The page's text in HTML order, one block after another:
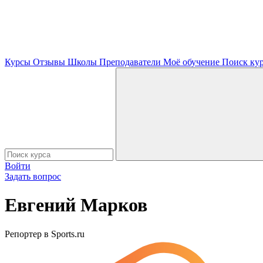
Курсы Отзывы Школы Преподаватели Моё обучение Поиск
Войти
Задать вопрос
Евгений Марков
Репортер в Sports.ru